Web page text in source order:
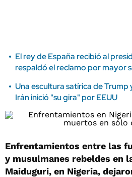
El rey de España recibió al
respaldó el reclamo por mayor
Una escultura satírica de Trump
Irán inició "su gira" por EEUU
Enfrentamientos entre las
y musulmanes rebeldes en
Maiduguri, en Nigeria,